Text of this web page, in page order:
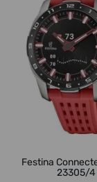
Festina
23305/4